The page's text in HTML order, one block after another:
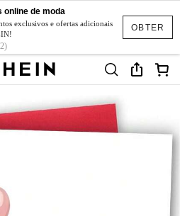
OBTER
online de moda
exclusivos e ofertas adicionais